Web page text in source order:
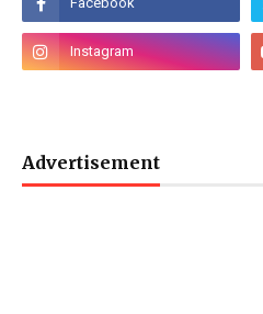
Advertisement